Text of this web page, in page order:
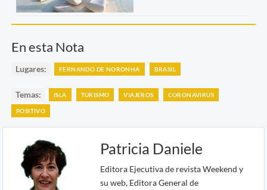
En esta Nota
Lugares: FERNANDO DE NORONHA BRASIL
Temas: ISLA TURISMO VIAJEROS CORONAVIRUS
POSITIVO
Patricia Daniele
Editora Ejecutiva de revista Weekend y
su web, Editora General de